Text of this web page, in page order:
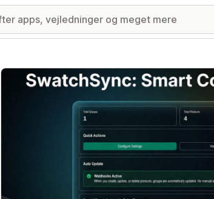
Galleri med udvalgte billeder